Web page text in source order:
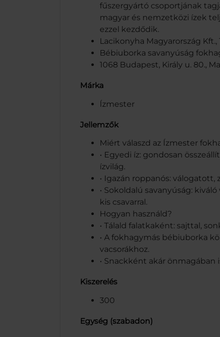
fűszergyártó csoportjának
magyar és nemzetközi ízek
ezzel kezdődik.
Lacikonyha Magyarország
Bébiuborka savanyúság
1068 Budapest, Király u. 80.,
Márka
Ízmester
Jellemzők
Miért válaszd az Ízmester
• Egyedi íz: gondosan
ízvilág.
• Igazán roppanós:
• Sokoldalú savanyúság:
kis csavarral.
Hogyan használd?
• Tálald falatkaként: sajttal,
• A fokhagymás bébiuborka
vacsorákhoz.
• Snackként akár
Kiszerelés
300
Egység (szabadon)